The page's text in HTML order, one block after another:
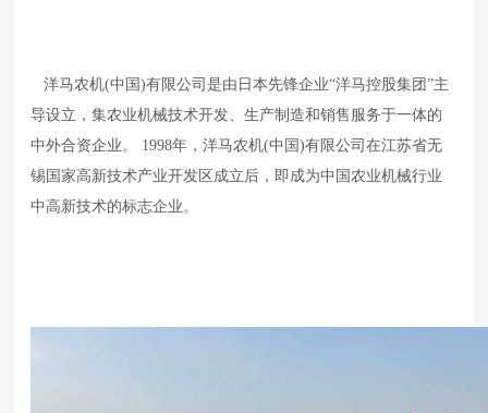
洋马农机(中国)有限公司是由日本先锋企业“洋马控股集团”主
导设立，集农业机械技术开发、生产制造和销售服务于一体的
中外合资企业。 1998年，洋马农机(中国)有限公司在江苏省无
锡国家高新技术产业开发区成立后，即成为中国农业机械行业
中高新技术的标志企业。